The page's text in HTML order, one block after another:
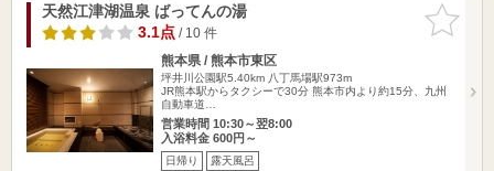
お気に入
りに追加
天然江津湖温泉 ばってんの湯
3.1点/ 10 件
熊本県 / 熊本市東区
坪井川公園駅5.40km 八丁馬場駅973m
JR熊本駅からタクシーで30分 熊本市内より約15分、九州
自動車道…
営業時間 10:30～翌8:00
入浴料金 600円～
日帰り 露天風呂